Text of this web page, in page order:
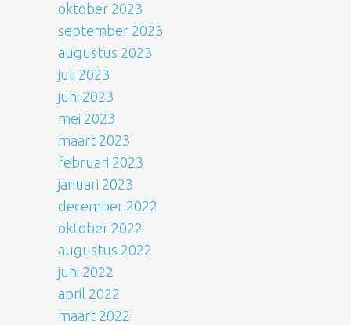
oktober 2023
september 2023
augustus 2023
juli 2023
juni 2023
mei 2023
maart 2023
februari 2023
januari 2023
december 2022
oktober 2022
augustus 2022
juni 2022
april 2022
maart 2022